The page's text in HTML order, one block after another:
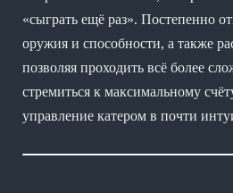
«сыграть ещё раз». Постепенно
оружия и способности, а также
позволяя проходить всё более
стремиться к максимальному
управление катером в почти